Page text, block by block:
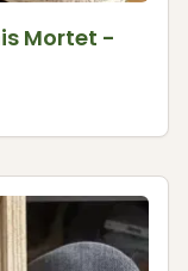
Mortet -